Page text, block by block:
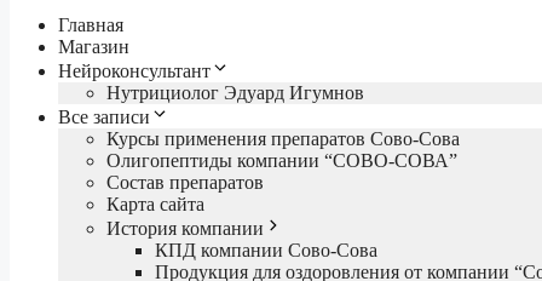
Главная
Магазин
Нейроконсультант
Нутрициолог Эдуард Игумнов
Все записи
Курсы применения препаратов Сово-Сова
Олигопептиды компании “СОВО-СОВА”
Состав препаратов
Карта сайта
История компании
КПД компании Сово-Сова
Продукция для оздоровления от компании